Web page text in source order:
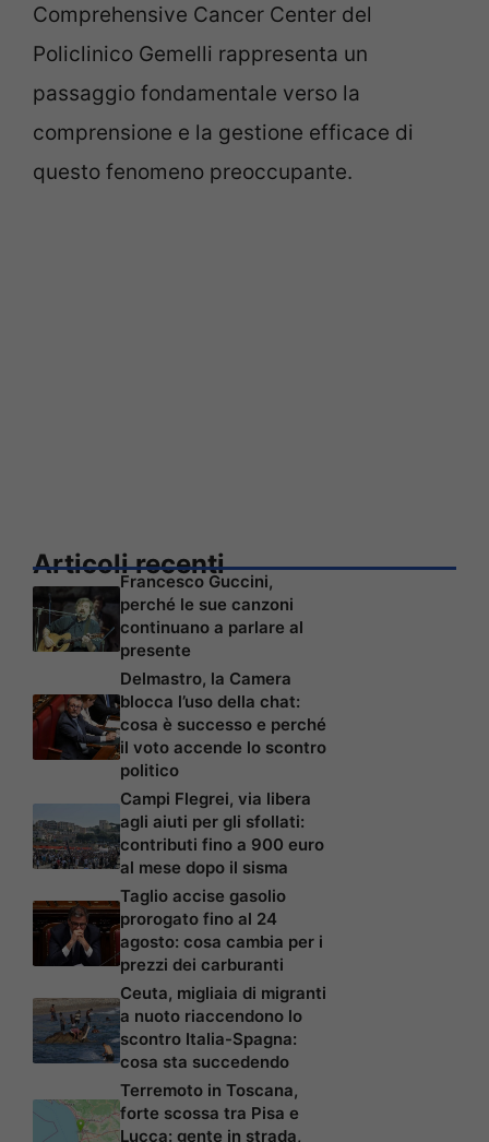
Comprehensive Cancer Center del
Policlinico Gemelli rappresenta un
passaggio fondamentale verso la
comprensione e la gestione efficace di
questo fenomeno preoccupante.
Articoli recenti
Francesco Guccini,
perché le sue canzoni
continuano a parlare al
presente
Delmastro, la Camera
blocca l’uso della chat:
cosa è successo e perché
il voto accende lo scontro
politico
Campi Flegrei, via libera
agli aiuti per gli sfollati:
contributi fino a 900 euro
al mese dopo il sisma
Taglio accise gasolio
prorogato fino al 24
agosto: cosa cambia per i
prezzi dei carburanti
Ceuta, migliaia di migranti
a nuoto riaccendono lo
scontro Italia-Spagna:
cosa sta succedendo
Terremoto in Toscana,
forte scossa tra Pisa e
Lucca: gente in strada,